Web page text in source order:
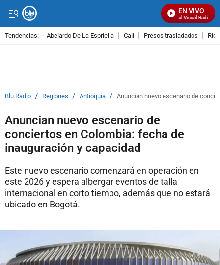
EN VIVO
Señal Visual Radio
Tendencias: Abelardo De La Espriella Cali Presos trasladados
Blu Radio / Regiones / Antioquia / Anuncian nuevo escenario de
Anuncian nuevo escenario de
conciertos en Colombia: fecha de
inauguración y capacidad
Este nuevo escenario comenzará en operación en
este 2026 y espera albergar eventos de talla
internacional en corto tiempo, además que no estará
ubicado en Bogotá.